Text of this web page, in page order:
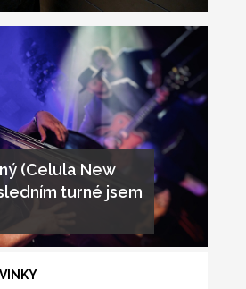
(Celula New
turné jsem